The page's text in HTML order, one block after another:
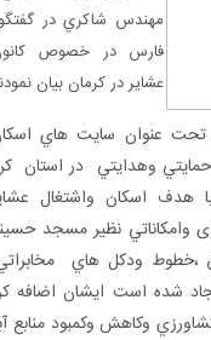
مهندس شاكري در
فارس در خصوص
عشاير در كرمان بيان
64 كانون تحت عنوان سايت
وهدايتي در استان
هدف اسكان واشتغال
وامكاناتي نظیر مسجد
،خطوط ودكل هاي
ايجاد شده است ايشان
وكاهش وكمبود منابع